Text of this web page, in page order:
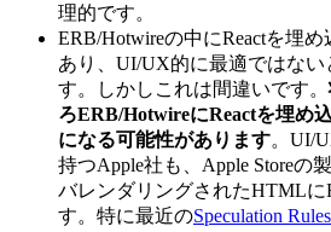
理的です。
ERB/Hotwireの中にReactを埋
あり、UI/UX的に最適ではない
す。しかしこれは間違いです。
ろERB/HotwireにReactを埋め
になる可能性があります。UI/
持つApple社も、Apple Storeの
バレンダリングされたHTMLに
す。特に最近のSpeculation